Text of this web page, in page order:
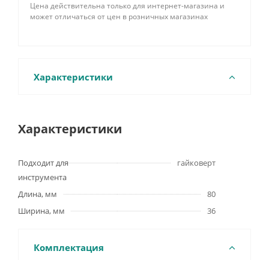
Цена действительна только для интернет-магазина и
может отличаться от цен в розничных магазинах
Характеристики
Характеристики
Подходит для
инструмента
гайковерт
Длина, мм
80
Ширина, мм
36
Комплектация